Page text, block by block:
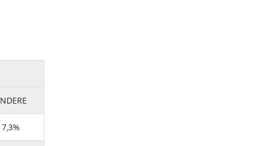
7,3%